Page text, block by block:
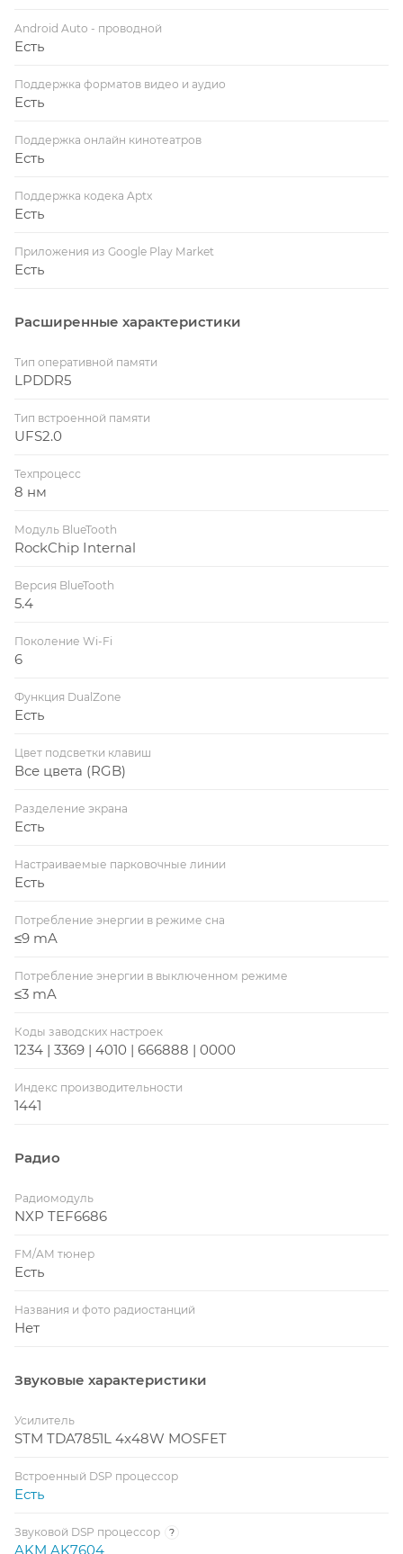
Android Auto - проводной
Есть
Поддержка форматов видео и аудио
Есть
Поддержка онлайн кинотеатров
Есть
Поддержка кодека Aptx
Есть
Приложения из Google Play Market
Есть
Расширенные характеристики
Тип оперативной памяти
LPDDR5
Тип встроенной памяти
UFS2.0
Техпроцесс
8 нм
Модуль BlueTooth
RockChip Internal
Версия BlueTooth
5.4
Поколение Wi-Fi
6
Функция DualZone
Есть
Цвет подсветки клавиш
Все цвета (RGB)
Разделение экрана
Есть
Настраиваемые парковочные линии
Есть
Потребление энергии в режиме сна
≤9 mA
Потребление энергии в выключенном режиме
≤3 mA
Коды заводских настроек
1234 | 3369 | 4010 | 666888 | 0000
Индекс производительности
1441
Радио
Радиомодуль
NXP TEF6686
FM/AM тюнер
Есть
Названия и фото радиостанций
Нет
Звуковые характеристики
Усилитель
STM TDA7851L 4x48W MOSFET
Встроенный DSP процессор
Есть
Звуковой DSP процессор ?
AKM AK7604